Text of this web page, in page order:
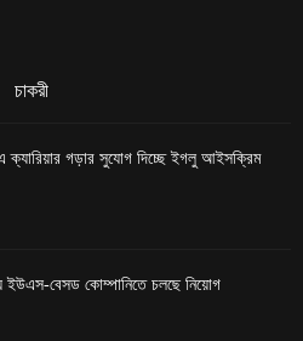
চাকরী
এ ক্যারিয়ার গড়ার সুযোগ দিচ্ছে ইগলু আইসক্রিম
ইউএস-বেসড কোম্পানিতে চলছে নিয়োগ